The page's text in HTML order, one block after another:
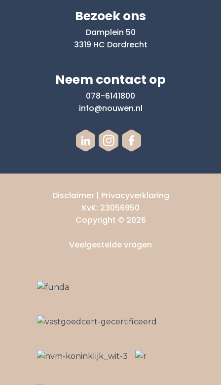
Bezoek ons
Damplein 50
3319 HC Dordrecht
Neem contact op
078-6141800
info@nouwen.nl
Disclaimer| Privacyverklaring
KvK: 23056950
Copyright © 2026
Veelgestelde vragen